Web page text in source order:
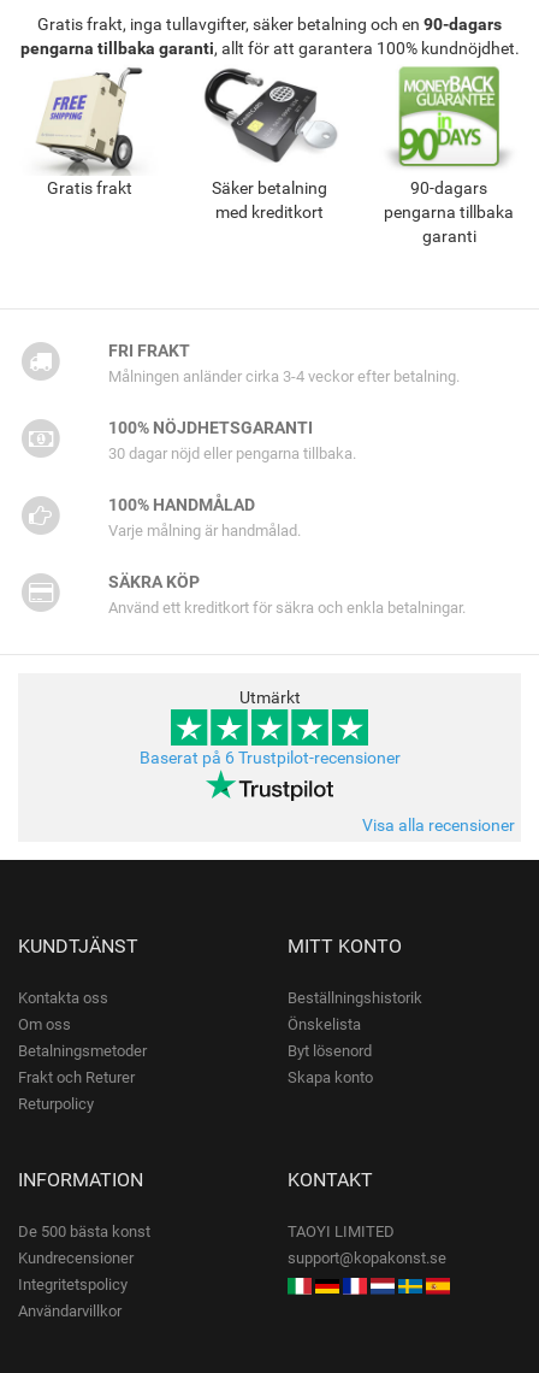
Gratis frakt, inga tullavgifter, säker betalning och en 90-dagars
pengarna tillbaka garanti, allt för att garantera 100% kundnöjdhet.
Gratis frakt
Säker betalning
med kreditkort
90-dagars
pengarna tillbaka
garanti
FRI FRAKT
Målningen anländer cirka 3-4 veckor efter betalning.
100% NÖJDHETSGARANTI
30 dagar nöjd eller pengarna tillbaka.
100% HANDMÅLAD
Varje målning är handmålad.
SÄKRA KÖP
Använd ett kreditkort för säkra och enkla betalningar.
Utmärkt
Baserat på 6 Trustpilot-recensioner
Visa alla recensioner
KUNDTJÄNST
Kontakta oss
Om oss
Betalningsmetoder
Frakt och Returer
Returpolicy
MITT KONTO
Beställningshistorik
Önskelista
Byt lösenord
Skapa konto
INFORMATION
De 500 bästa konst
Kundrecensioner
Integritetspolicy
Användarvillkor
KONTAKT
TAOYI LIMITED
support@kopakonst.se